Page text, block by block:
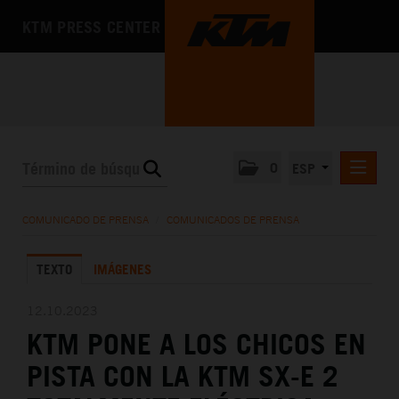
LA EMPRESA
COMUNICADO DE PRENSA COMUNICADOS DE PRENSA
TEXTO IMÁGENES
KTM PONE A LOS CHICOS EN
PISTA CON LA KTM SX-E 2